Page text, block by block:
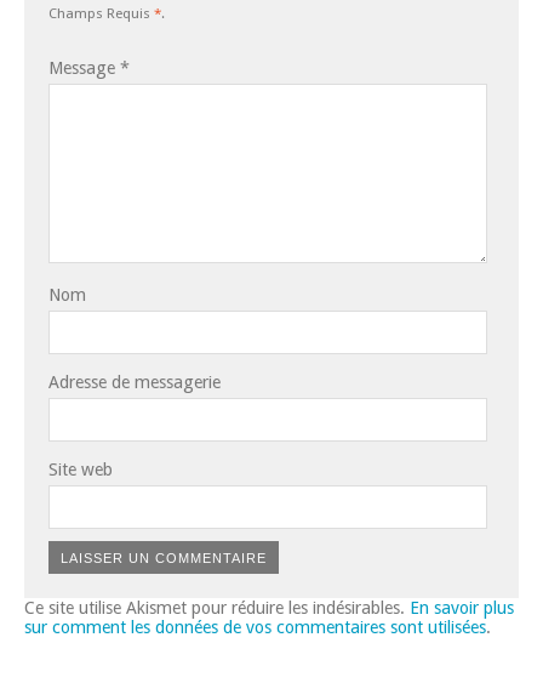
Champs Requis *.
Message *
Nom
Adresse de messagerie
Site web
Ce site utilise Akismet pour réduire les indésirables. En savoir plus
sur comment les données de vos commentaires sont utilisées.